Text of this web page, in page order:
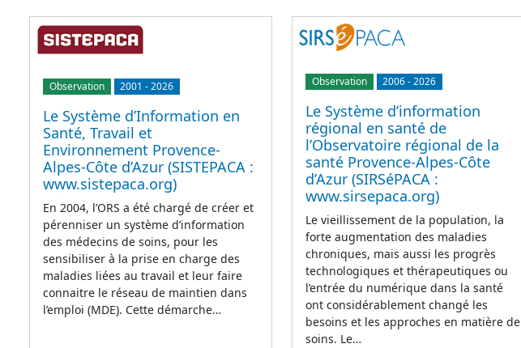
Observation 2001 -2026
Le Système d’Information en
Santé, Travail et
Environnement Provence-
Alpes-Côte d’Azur (SISTEPACA :
www.sistepaca.org)
En 2004, l’ORS a été chargé de créer et
pérenniser un système d’information
des médecins de soins, pour les
sensibiliser à la prise en charge des
maladies liées au travail et leur faire
connaitre le réseau de maintien dans
l’emploi (MDE). Cette démarche…
Observation 2006-2026
Le Système d’information
régional en santé de
l’Observatoire régional de la
santé Provence-Alpes-Côte
d’Azur (SIRSéPACA :
www.sirsepaca.org)
Le vieillissement de la population, la
forte augmentation des maladies
chroniques, mais aussi les progrès
technologiques et thérapeutiques ou
l’entrée du numérique dans la santé
ont considérablement changé les
besoins et les approches en matière de
soins. Le…